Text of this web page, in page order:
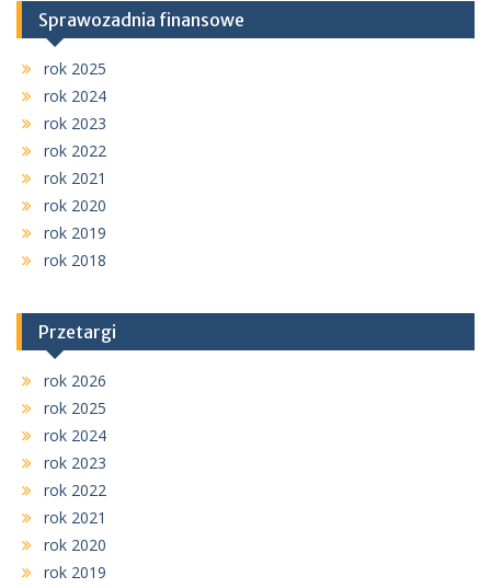
Sprawozadnia finansowe
rok 2025
rok 2024
rok 2023
rok 2022
rok 2021
rok 2020
rok 2019
rok 2018
Przetargi
rok 2026
rok 2025
rok 2024
rok 2023
rok 2022
rok 2021
rok 2020
rok 2019